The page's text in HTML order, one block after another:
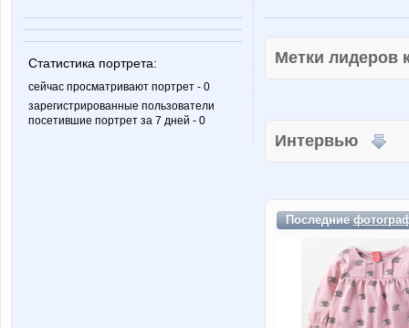
Статистика портрета:
сейчас просматривают портрет - 0
зарегистрированные пользователи
посетившие портрет за 7 дней - 0
Метки
Интервью
Последние